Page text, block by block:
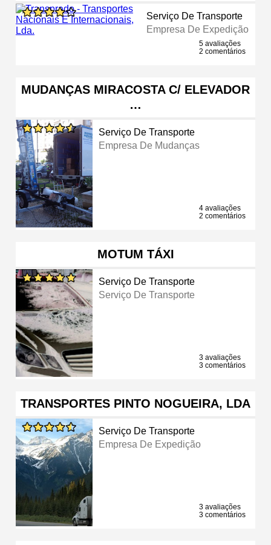
Serviço De Transporte
Empresa De Expedição
5 avaliações
2 comentários
MUDANÇAS MIRACOSTA C/ ELEVADOR
…
Serviço De Transporte
Empresa De Mudanças
4 avaliações
2 comentários
MOTUM TÁXI
Serviço De Transporte
Serviço De Transporte
3 avaliações
3 comentários
TRANSPORTES PINTO NOGUEIRA, LDA
Serviço De Transporte
Empresa De Expedição
3 avaliações
3 comentários